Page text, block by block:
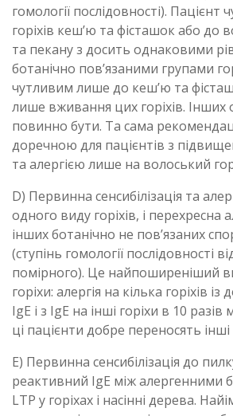
гомології послідовності). Пацієнт
горіхів кеш’ю та фісташок або до
та пекану з досить однаковими
ботанічно пов’язаними групами
чутливим лише до кеш’ю та
лише вживання цих горіхів.
повинно бути. Та сама
доречною для пацієнтів з
та алергією лише на волоський
D) Первинна сенсибілізація та
одного виду горіхів, і перехресна
інших ботанічно не пов’язаних
(ступінь гомології послідовності
помірного). Це найпоширеніший
горіхи: алергія на кілька горіхів
IgE і з IgE на інші горіхи в 10
ці пацієнти добре переносять інші
E) Первинна сенсибілізація до
реактивний IgE між алергенними
LTP у горіхах і насінні дерева.